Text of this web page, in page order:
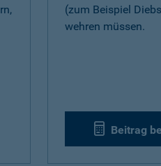
(zum Beispiel
wehren müssen.
Beitrag